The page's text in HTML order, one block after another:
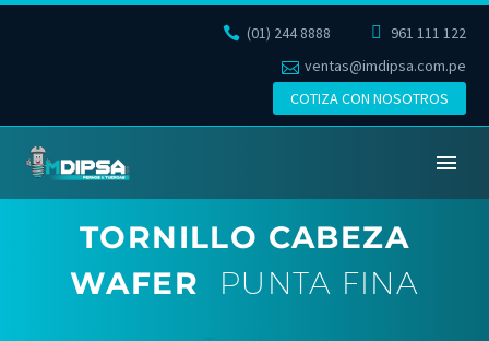
(01) 244 8888
961 111 122
ventas@imdipsa.com.pe
COTIZA CON NOSOTROS
TORNILLO CABEZA
WAFER
PUNTA FINA